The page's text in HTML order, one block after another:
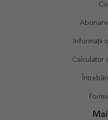
Informații
Calculator